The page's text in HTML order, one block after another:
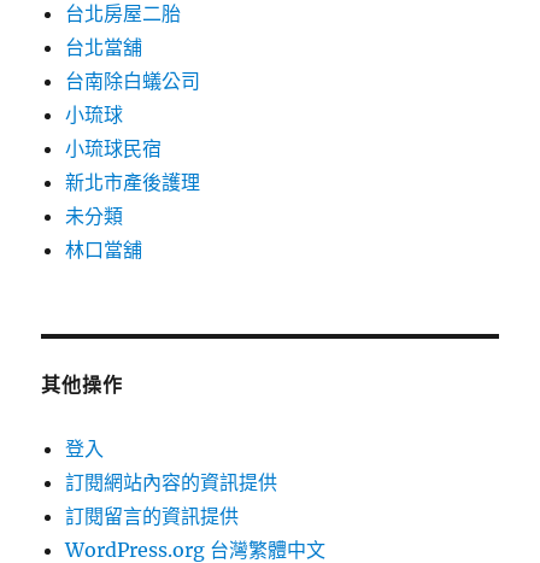
台北房屋二胎
台北當舖
台南除白蟻公司
小琉球
小琉球民宿
新北市產後護理
未分類
林口當舖
其他操作
登入
訂閱網站內容的資訊提供
訂閱留言的資訊提供
WordPress.org 台灣繁體中文